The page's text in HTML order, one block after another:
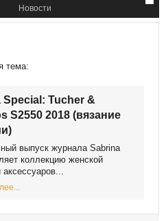
Новости
тема:
Special: Tucher &
S2550 2018 (вязание
выпуск журнала Sabrina
коллекцию женской